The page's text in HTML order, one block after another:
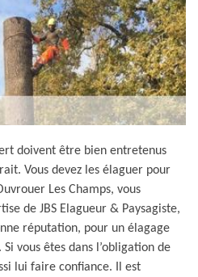
doivent être bien entretenus
Vous devez les élaguer pour
Les Champs, vous
de JBS Elagueur & Paysagiste,
réputation, pour un élagage
vous êtes dans l’obligation de
lui faire confiance. Il est